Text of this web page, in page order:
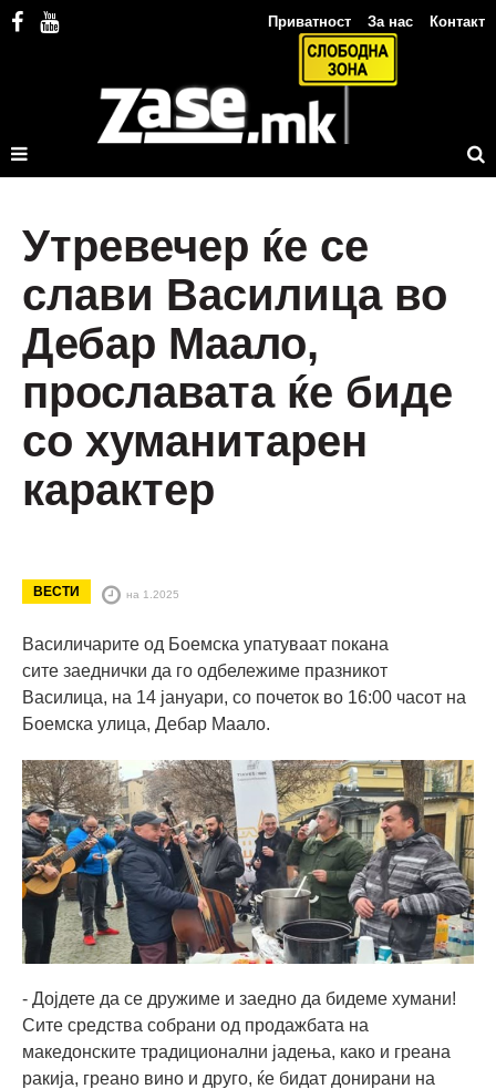
Приватност За нас Контакт
Утревечер ќе се
слави Василица во
Дебар Маало,
прославата ќе биде
со хуманитарен
карактер
ВЕСТИ на 1.2025
Василичарите од Боемска упатуваат покана
сите заеднички да го одбележиме празникот
Василица, на 14 јануари, со почеток во 16:00 часот на
Боемска улица, Дебар Маало.
- Дојдете да се дружиме и заедно да бидеме хумани!
Сите средства собрани од продажбата на
македонските традиционални јадења, како и греана
ракија, греано вино и друго, ќе бидат донирани на